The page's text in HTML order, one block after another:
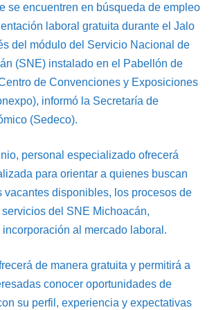
se encuentren en búsqueda de empleo
laboral gratuita durante el Jalo
del módulo del Servicio Nacional de
(SNE) instalado en el Pabellón de
de Convenciones y Exposiciones
informó la Secretaría de
(Sedeco).
personal especializado ofrecerá
para orientar a quienes buscan
vacantes disponibles, los procesos de
del SNE Michoacán,
al mercado laboral.
de manera gratuita y permitirá a
conocer oportunidades de
su perfil, experiencia y expectativas